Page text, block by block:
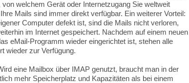
von welchem Gerät oder Internetzugang Sie weltweit
Mails sind immer direkt verfügbar. Ein weiterer Vorteil:
Computer defekt ist, sind die Mails nicht verloren,
im Internet gespeichert. Nachdem auf einem neuen
eMail-Programm wieder eingerichtet ist, stehen alle
wieder zur Verfügung.
eine Mailbox über IMAP genutzt, braucht man in der
mehr Speicherplatz und Kapazitäten als bei einem